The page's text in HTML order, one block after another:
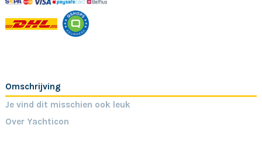
Omschrijving
Je vind dit misschien ook leuk
Over Yachticon